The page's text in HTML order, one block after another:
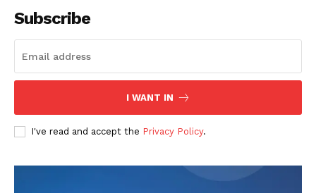
Subscribe
I WANT IN
I've read and accept the Privacy Policy.